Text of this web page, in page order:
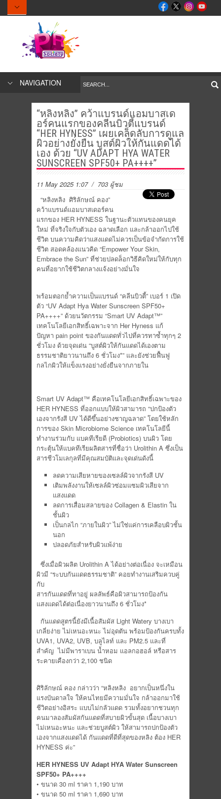
NAVIGATION
“หลิงหลิง” คว้าแบรนด์แอมบาสเด
อร์คนแรกของคลีนบิวตี้แบรนด์
“HER HYNESS” เผยเคล็ดลับการดูแล
ผิวอย่างยั่งยืน บูสต์ผิวให้กันแดดได้
เอง ด้วย “UV ADAPT HYA WATER
SUNSCREEN SPF50+ PA++++”
11 May 2025 1:07/ 703 ผู้ชม
“หลิงหลิง ศิริลักษณ์ คอง”
คว้าแบรนด์แอมบาสเดอร์คน
แรกของ HER HYNESS ในฐานะตัวแทนของคนยุค
ใหม่ ที่จริงใจกับตัวเอง ฉลาดเลือก และกล้าออกไปใช้
ชีวิต บนความคิดว่าแสงแดดไม่ควรเป็นข้อจำกัดการใช้
ชีวิต สอดคล้องแนวคิด “Empower Your Skin,
Embrace the Sun” ที่ช่วยปลดล็อกวิธีคิดใหม่ให้กับทุก
คนที่อยากใช้ชีวิตกลางแจ้งอย่างมั่นใจ
พร้อมตอกย้ำความเป็นแบรนด์ “คลีนบิวตี้” เบอร์ 1 เปิด
ตัว “UV Adapt Hya Water Sunscreen SPF50+
PA++++” ด้วยนวัตกรรม “Smart UV Adapt™”
เทคโนโลยีเอกสิทธิ์เฉพาะจาก Her Hyness แก้
ปัญหา pain point ของกันแดดทั่วไปที่ควรทาซ้ำทุกๆ 2
ชั่วโมง ด้วยจุดเด่น “บูสต์ผิวให้กันแดดได้เองตาม
ธรรมชาติยาวนานถึง 6 ชั่วโมง*” และยังช่วยฟื้นฟู
กลไกผิวให้แข็งแรงอย่างยั่งยืนจากภายใน
Smart UV Adapt™ คือเทคโนโลยีเอกสิทธิ์เฉพาะของ
HER HYNESS ที่ออกแบบให้ผิวสามารถ “ปกป้องตัว
เองจากรังสี UV ได้ดีขึ้นอย่างชาญฉลาด” โดยใช้หลัก
การของ Skin Microbiome Science เทคโนโลยีนี้
ทำงานร่วมกับ แบคทีเรียดี (Probiotics) บนผิว โดย
กระตุ้นให้แบคทีเรียผลิตสารที่ชื่อว่า Urolithin A ซึ่งเป็น
สารชีวโมเลกุลที่มีคุณสมบัติและจุดเด่นดังนี้
ลดความเสียหายของเซลล์ผิวจากรังสี UV
เติมพลังงานให้เซลล์ผิวซ่อมแซมผิวเสียจาก
แสงแดด
ลดการเสื่อมสลายของ Collagen & Elastin ใน
ชั้นผิว
เป็นกลไก “ภายในผิว” ไม่ใช่แค่การเคลือบผิวชั้น
นอก
ปลอดภัยสำหรับผิวแพ้ง่าย
ซึ่งเมื่อผิวผลิต Urolithin A ได้อย่างต่อเนื่อง จะเหมือน
ผิวมี “ระบบกันแดดธรรมชาติ” คอยทำงานเสริมควบคู่
กับ
สารกันแดดที่ทาอยู่ ผลลัพธ์คือผิวสามารถป้องกัน
แสงแดดได้ต่อเนื่องยาวนานถึง 6 ชั่วโมง*
กันแดดสูตรนี้ยังมีเนื้อสัมผัส Light Watery บางเบา
เกลี่ยง่าย ไม่เหนอะหนะ ไม่อุดตัน พร้อมป้องกันครบทั้ง
UVA1, UVA2, UVB, บลูไลท์ และ PM2.5 และที่
สำคัญ ไม่มีพาราเบน น้ำหอม แอลกอฮอล์ หรือสาร
ระคายเคืองกว่า 2,100 ชนิด
ศิริลักษณ์ คอง กล่าวว่า “หลิงหลิง อยากเป็นหนึ่งใน
แรงบันดาลใจ ให้คนไทยมีความมั่นใจ กล้าออกมาใช้
ชีวิตอย่างอิสระ แบบไม่กลัวแดด รวมทั้งอยากชวนทุก
คนมาลองสัมผัสกันแดดที่สบายผิวขั้นสุด เนื้อบางเบา
ไม่เหนอะหนะ และช่วยบูสต์ผิว ให้สามารถปกป้องตัว
เองจากแสงแดดได้ กันแดดที่ดีที่สุดของหลิง ต้อง HER
HYNESS ค่ะ”
HER HYNESS UV Adapt HYA Water Sunscreen
SPF50+ PA++++
• ขนาด 30 ml ราคา 1,190 บาท
• ขนาด 50 ml ราคา 1,690 บาท